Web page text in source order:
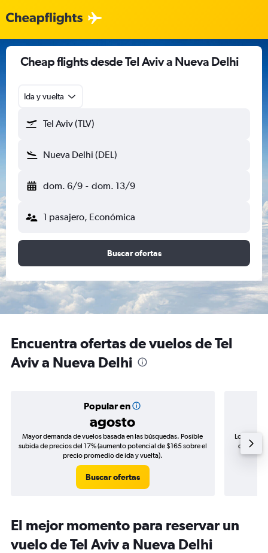
Cheap flights desde Tel Aviv a Nueva Delhi
Ida y vuelta
Tel Aviv (TLV)
Nueva Delhi (DEL)
dom. 6/9 - dom. 13/9
1 pasajero, Económica
Buscar ofertas
Encuentra ofertas de vuelos de Tel
Aviv a Nueva Delhi
Popular en
agosto
Mayor demanda de vuelos basada en las búsquedas. Posible
subida de precios del 17% (aumento potencial de $165 sobre el
precio promedio de ida y vuelta).
Buscar ofertas
Los
de
El mejor momento para reservar un
vuelo de Tel Aviv a Nueva Delhi